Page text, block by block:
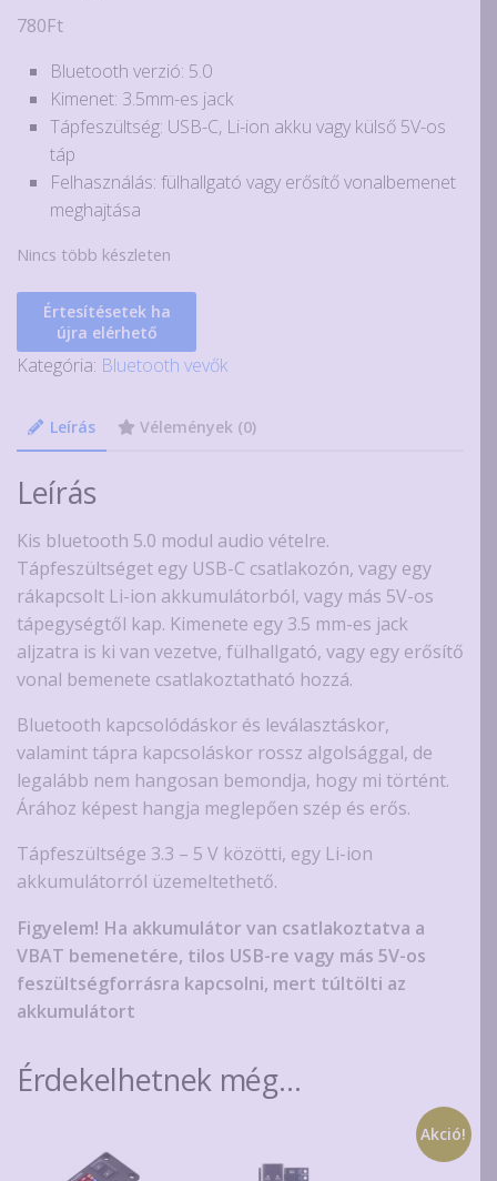
780Ft
Bluetooth verzió: 5.0
Kimenet: 3.5mm-es jack
Tápfeszültség: USB-C, Li-ion akku vagy külső 5V-os
táp
Felhasználás: fülhallgató vagy erősítő vonalbemenet
meghajtása
Nincs több készleten
Értesítésetek ha
újra elérhető
Kategória: Bluetooth vevők
Leírás Vélemények (0)
Leírás
Kis bluetooth 5.0 modul audio vételre.
Tápfeszültséget egy USB-C csatlakozón, vagy egy
rákapcsolt Li-ion akkumulátorból, vagy más 5V-os
tápegységtől kap. Kimenete egy 3.5 mm-es jack
aljzatra is ki van vezetve, fülhallgató, vagy egy erősítő
vonal bemenete csatlakoztatható hozzá.
Bluetooth kapcsolódáskor és leválasztáskor,
valamint tápra kapcsoláskor rossz algolsággal, de
legalább nem hangosan bemondja, hogy mi történt.
Árához képest hangja meglepően szép és erős.
Tápfeszültsége 3.3 – 5 V közötti, egy Li-ion
akkumulátorról üzemeltethető.
Figyelem! Ha akkumulátor van csatlakoztatva a
VBAT bemenetére, tilos USB-re vagy más 5V-os
feszültségforrásra kapcsolni, mert túltölti az
akkumulátort
Érdekelhetnek még…
Akció!